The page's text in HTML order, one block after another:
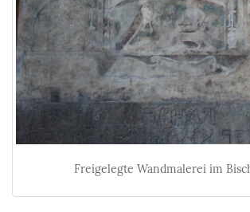
Freigelegte Wandmalerei im